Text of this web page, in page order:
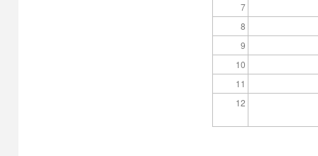
7
8
9
10
11
12